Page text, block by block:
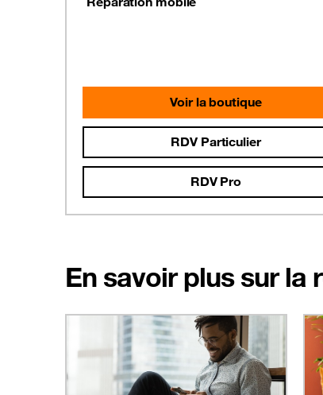
Voir la boutique
RDV Particulier
RDV Pro
En savoir plus sur la